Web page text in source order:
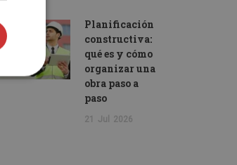
Planificación
constructiva:
qué es y cómo
organizar una
obra paso a
paso
21 Jul 2026